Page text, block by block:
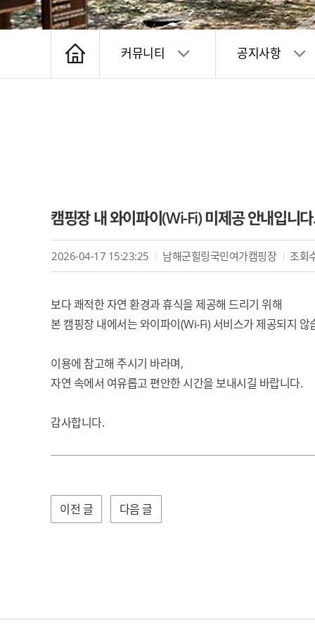
커뮤니티 공지사항
캠핑장 내 와이파이(Wi-Fi) 미제공 안내입니
2026-04-17 15:23:25 남해군힐링국민여가캠핑장 조회
보다 쾌적한 자연 환경과 휴식을 제공해 드리기 위해
본 캠핑장 내에서는 와이파이(Wi-Fi) 서비스가 제공되지 않
이용에 참고해 주시기 바라며,
자연 속에서 여유롭고 편안한 시간을 보내시길 바랍니다.
감사합니다.
이전 글 다음 글